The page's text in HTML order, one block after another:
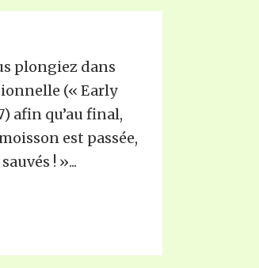
plongiez dans
(« Early
afin qu’au final,
est passée,
! »...